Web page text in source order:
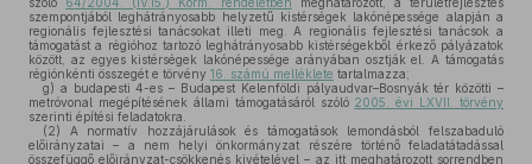
szempontjából leghátrányosabb helyzetű kistérségek lakónépessége alapján a
regionális fejlesztési tanácsokat illeti meg. A regionális fejlesztési tanácsok a
támogatást a régióhoz tartozó leghátrányosabb kistérségekből érkező pályázatok
között, az egyes kistérségek lakónépessége arányában osztják el. A támogatás
régiónkénti összegét e törvény 16. számú melléklete tartalmazza;
g) a budapesti 4-es – Budapest Kelenföldi pályaudvar–Bosnyák tér közötti –
metróvonal megépítésének állami támogatásáról szóló 2005. évi LXVII. törvény
szerinti építési feladatokra.
(2) A normatív hozzájárulások és támogatások lemondásból felszabaduló
előirányzatai – a nem helyi önkormányzat részére történő feladatátadással
összefüggő előirányzat-csökkenés kivételével – az itt meghatározott sorrendben